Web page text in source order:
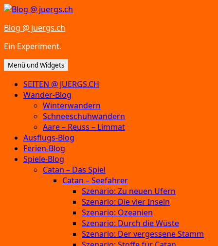
Zum
springen
Blog @ juergs.ch
Ein Experiment.
Menü und Widgets
SEITEN @ JUERGS.CH
Wander-Blog
Winterwandern
Schneeschuhwandern
Aare – Reuss – Limmat
Ausflugs-Blog
Ferien-Blog
Spiele-Blog
Catan – Das Spiel
Catan – Seefahrer
Szenario: Zu neuen Ufern
Szenario: Die vier Inseln
Szenario: Ozeanien
Szenario: Durch die Wüste
Szenario: Der vergessene Stamm